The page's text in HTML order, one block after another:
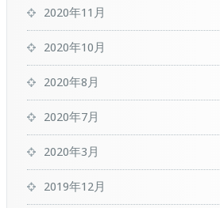
2020年11月
2020年10月
2020年8月
2020年7月
2020年3月
2019年12月